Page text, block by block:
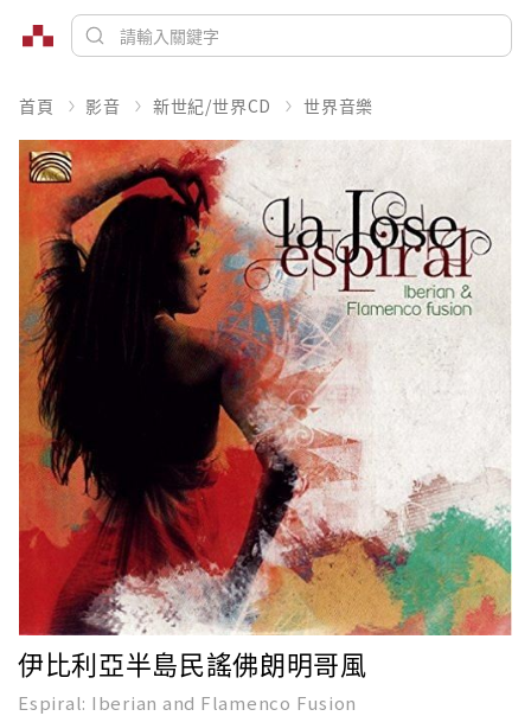
首頁 影音 新世紀/世界CD 世界音樂
伊比利亞半島民謠佛朗明哥風
Espiral: Iberian and Flamenco Fusion